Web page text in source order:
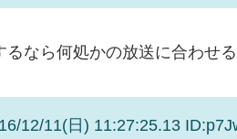
るなら何処かの放送に合わせ
12/11(日) 11:27:25.13